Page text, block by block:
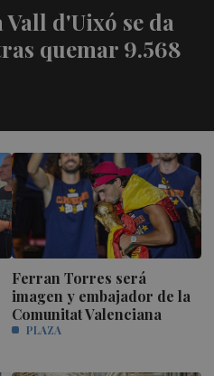
d'Uixó se da
quemar 9.568
Ferran Torres será
imagen y embajador de la
Comunitat Valenciana
PLAZA